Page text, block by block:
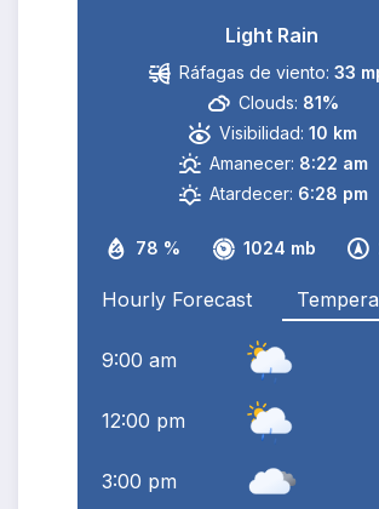
Light Rain
78 % 1024 mb
Ráfagas de viento: 33
Clouds: 81%
Visibilidad: 10 km
Amanecer: 8:22 am
Atardecer: 6:28 pm
Hourly Forecast
9:00 am
12:00 pm
3:00 pm